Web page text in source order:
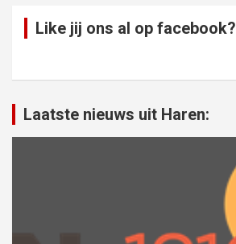
Like jij ons al op facebook?
Laatste nieuws uit Haren: